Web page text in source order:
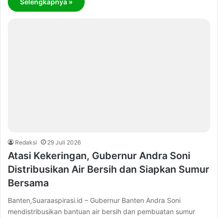
Redaksi 29 Juli 2026
Atasi Kekeringan, Gubernur Andra Soni
Distribusikan Air Bersih dan Siapkan Sumur
Bersama
Banten,Suaraaspirasi.id – Gubernur Banten Andra Soni
mendistribusikan bantuan air bersih dan pembuatan sumur